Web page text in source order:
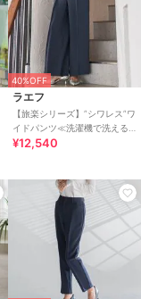
40%OFF
ラエフ
【旅楽シリーズ】”シワレス”ワ
イドパンツ≪洗濯機で洗える
≫
¥12,540